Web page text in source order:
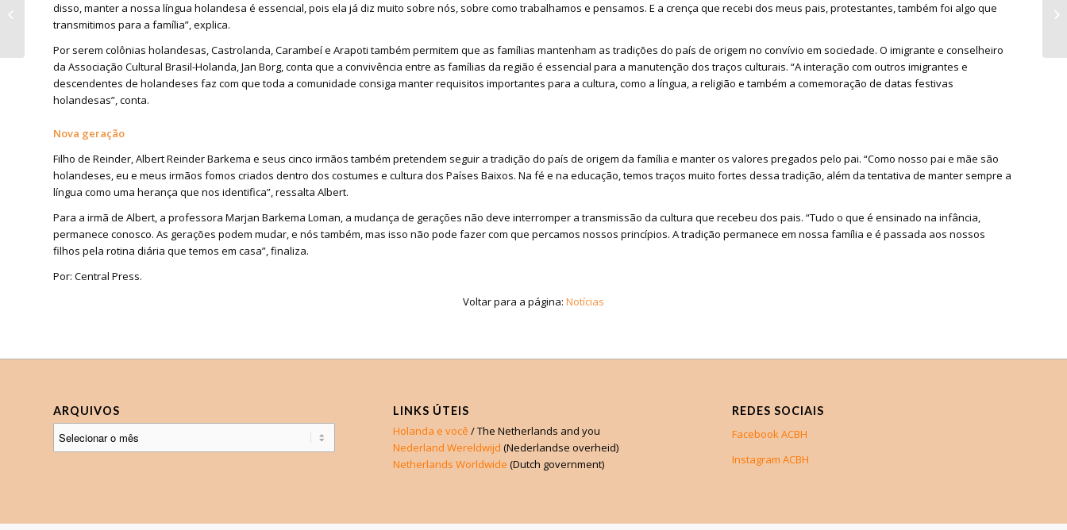
disso, manter a nossa língua holandesa é essencial, pois ela já diz muito sobre nós, sobre como trabalhamos e pensamos. E a crença que recebi dos meus pais, protestantes, também foi algo que
transmitimos para a família”, explica.
Por serem colônias holandesas, Castrolanda, Carambeí e Arapoti também permitem que as famílias mantenham as tradições do país de origem no convívio em sociedade. O imigrante e conselheiro
da Associação Cultural Brasil-Holanda, Jan Borg, conta que a convivência entre as famílias da região é essencial para a manutenção dos traços culturais. “A interação com outros imigrantes e
descendentes de holandeses faz com que toda a comunidade consiga manter requisitos importantes para a cultura, como a língua, a religião e também a comemoração de datas festivas
holandesas”, conta.
Nova geração
Filho de Reinder, Albert Reinder Barkema e seus cinco irmãos também pretendem seguir a tradição do país de origem da família e manter os valores pregados pelo pai. “Como nosso pai e mãe são
holandeses, eu e meus irmãos fomos criados dentro dos costumes e cultura dos Países Baixos. Na fé e na educação, temos traços muito fortes dessa tradição, além da tentativa de manter sempre a
língua como uma herança que nos identifica”, ressalta Albert.
Para a irmã de Albert, a professora Marjan Barkema Loman, a mudança de gerações não deve interromper a transmissão da cultura que recebeu dos pais. “Tudo o que é ensinado na infância,
permanece conosco. As gerações podem mudar, e nós também, mas isso não pode fazer com que percamos nossos princípios. A tradição permanece em nossa família e é passada aos nossos
filhos pela rotina diária que temos em casa”, finaliza.
Por: Central Press.
Voltar para a página: Notícias
ARQUIVOS LINKS ÚTEIS
Holanda e você / The Netherlands and you
Nederland Wereldwijd (Nederlandse overheid)
Netherlands Worldwide (Dutch government)
REDES SOCIAIS
Facebook ACBH
Instagram ACBH
Expedição Alaska